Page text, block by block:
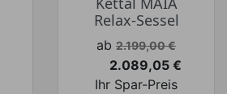
Relax-Sessel
Verkaufspreis
ab 2.199,00 €
Preis
2.089,05 €
Ihr Spar-Preis